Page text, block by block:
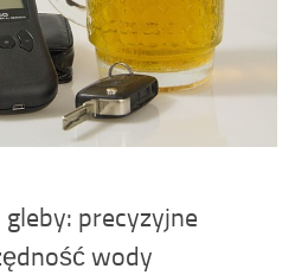
precyzyjne
wody